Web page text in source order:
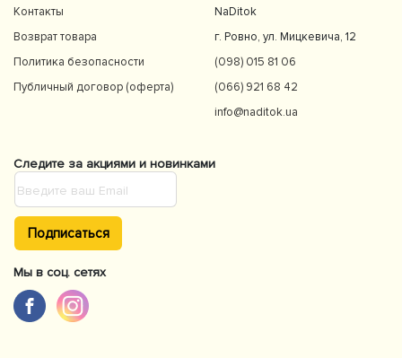
Контакты
Возврат товара
Политика безопасности
Публичный договор (оферта)
NaDitok
г. Ровно, ул. Мицкевича, 12
(098) 015 81 06
(066) 921 68 42
info@naditok.ua
Следите за акциями и новинками
Подписаться
Мы в соц. сетях